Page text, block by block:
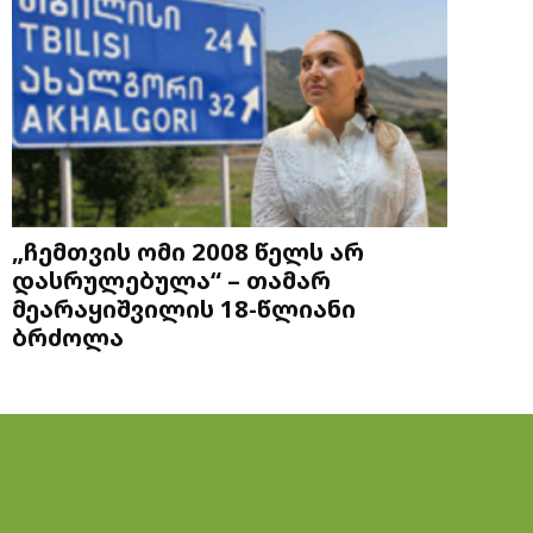
„ჩემთვის ომი 2008 წელს არ
დასრულებულა“ – თამარ
მეარაყიშვილის 18-წლიანი
ბრძოლა